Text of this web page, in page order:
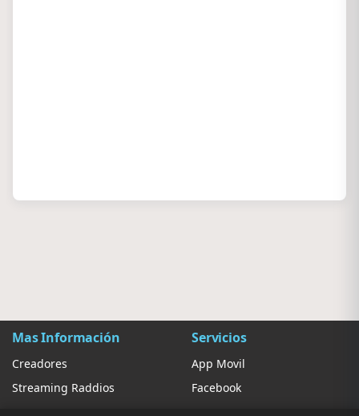
Mas Información
Creadores
Streaming Raddios
Servicios
App Movil
Facebook